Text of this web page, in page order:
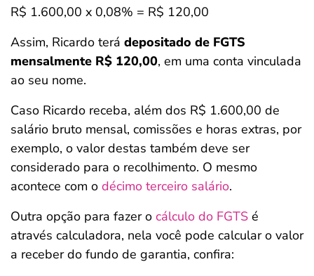
R$ 1.600,00 x 0,08% = R$ 120,00
Assim, Ricardo terá depositado de FGTS
mensalmente R$ 120,00, em uma conta vinculada
ao seu nome.
Caso Ricardo receba, além dos R$ 1.600,00 de
salário bruto mensal, comissões e horas extras, por
exemplo, o valor destas também deve ser
considerado para o recolhimento. O mesmo
acontece com o décimo terceiro salário.
Outra opção para fazer o cálculo do FGTS é
através calculadora, nela você pode calcular o valor
a receber do fundo de garantia, confira: